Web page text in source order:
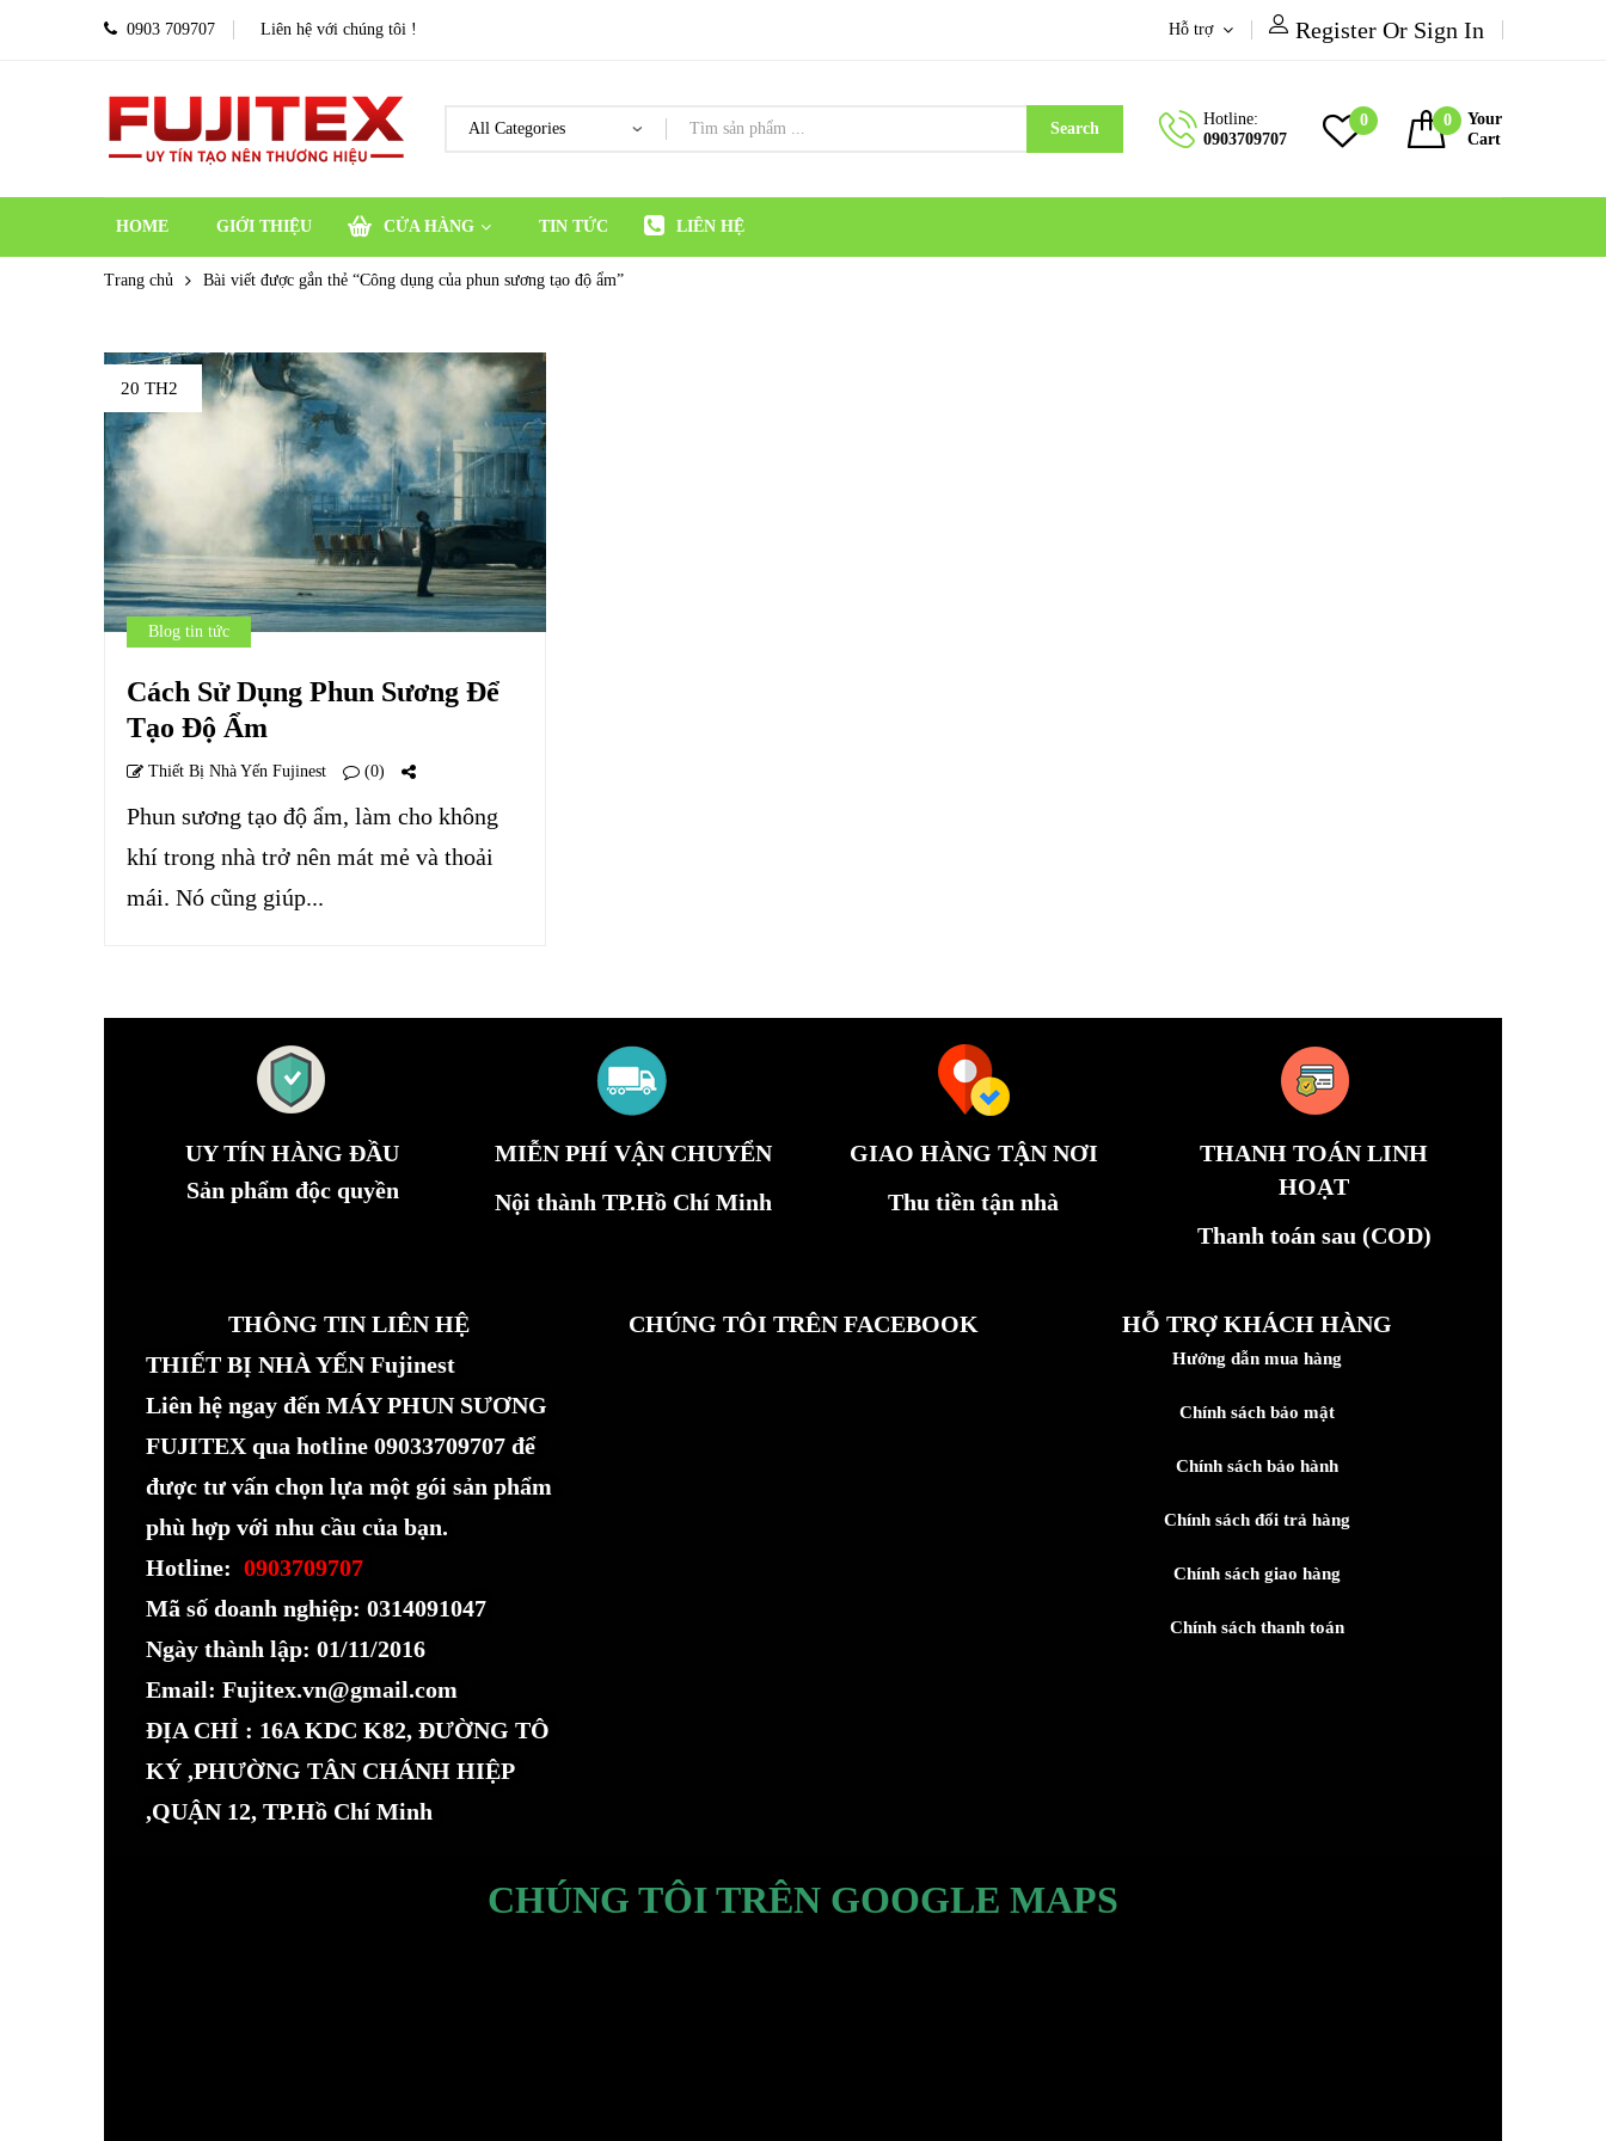
0903 709707 Liên hệ với chúng tôi ! Hỗ trợ Register Or Sign In
Search
Hotline:
0903709707
0 0
Your
Cart
HOME GIỚI THIỆU CỬA HÀNG TIN TỨC LIÊN HỆ
Trang chủ Bài viết được gắn thẻ “Công dụng của phun sương tạo độ ẩm”
20 TH2
Blog tin tức
Cách Sử Dụng Phun Sương Để
Tạo Độ Ẩm
Thiết Bị Nhà Yến Fujinest (0)
Phun sương tạo độ ẩm, làm cho không
khí trong nhà trở nên mát mẻ và thoải
mái. Nó cũng giúp...
UY TÍN HÀNG ĐẦU
Sản phẩm độc quyền
MIỄN PHÍ VẬN CHUYỂN
Nội thành TP.Hồ Chí Minh
GIAO HÀNG TẬN NƠI
Thu tiền tận nhà
THANH TOÁN LINH
HOẠT
Thanh toán sau (COD)
THÔNG TIN LIÊN HỆ
THIẾT BỊ NHÀ YẾN Fujinest
Liên hệ ngay đến MÁY PHUN SƯƠNG
FUJITEX qua hotline 09033709707 để
được tư vấn chọn lựa một gói sản phẩm
phù hợp với nhu cầu của bạn.
Hotline: 0903709707
Mã số doanh nghiệp: 0314091047
Ngày thành lập: 01/11/2016
Email: Fujitex.vn@gmail.com
ĐỊA CHỈ : 16A KDC K82, ĐƯỜNG TÔ
KÝ ,PHƯỜNG TÂN CHÁNH HIỆP
,QUẬN 12, TP.Hồ Chí Minh
CHÚNG TÔI TRÊN FACEBOOK HỖ TRỢ KHÁCH HÀNG
Hướng dẫn mua hàng
Chính sách bảo mật
Chính sách bảo hành
Chính sách đổi trả hàng
Chính sách giao hàng
Chính sách thanh toán
CHÚNG TÔI TRÊN GOOGLE MAPS